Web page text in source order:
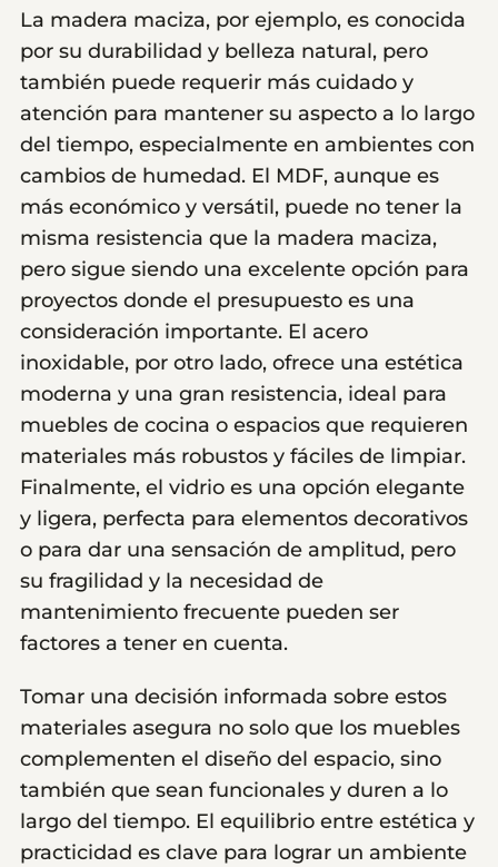
La madera maciza, por ejemplo, es conocida
por su durabilidad y belleza natural, pero
también puede requerir más cuidado y
atención para mantener su aspecto a lo largo
del tiempo, especialmente en ambientes con
cambios de humedad. El MDF, aunque es
más económico y versátil, puede no tener la
misma resistencia que la madera maciza,
pero sigue siendo una excelente opción para
proyectos donde el presupuesto es una
consideración importante. El acero
inoxidable, por otro lado, ofrece una estética
moderna y una gran resistencia, ideal para
muebles de cocina o espacios que requieren
materiales más robustos y fáciles de limpiar.
Finalmente, el vidrio es una opción elegante
y ligera, perfecta para elementos decorativos
o para dar una sensación de amplitud, pero
su fragilidad y la necesidad de
mantenimiento frecuente pueden ser
factores a tener en cuenta.
Tomar una decisión informada sobre estos
materiales asegura no solo que los muebles
complementen el diseño del espacio, sino
también que sean funcionales y duren a lo
largo del tiempo. El equilibrio entre estética y
practicidad es clave para lograr un ambiente